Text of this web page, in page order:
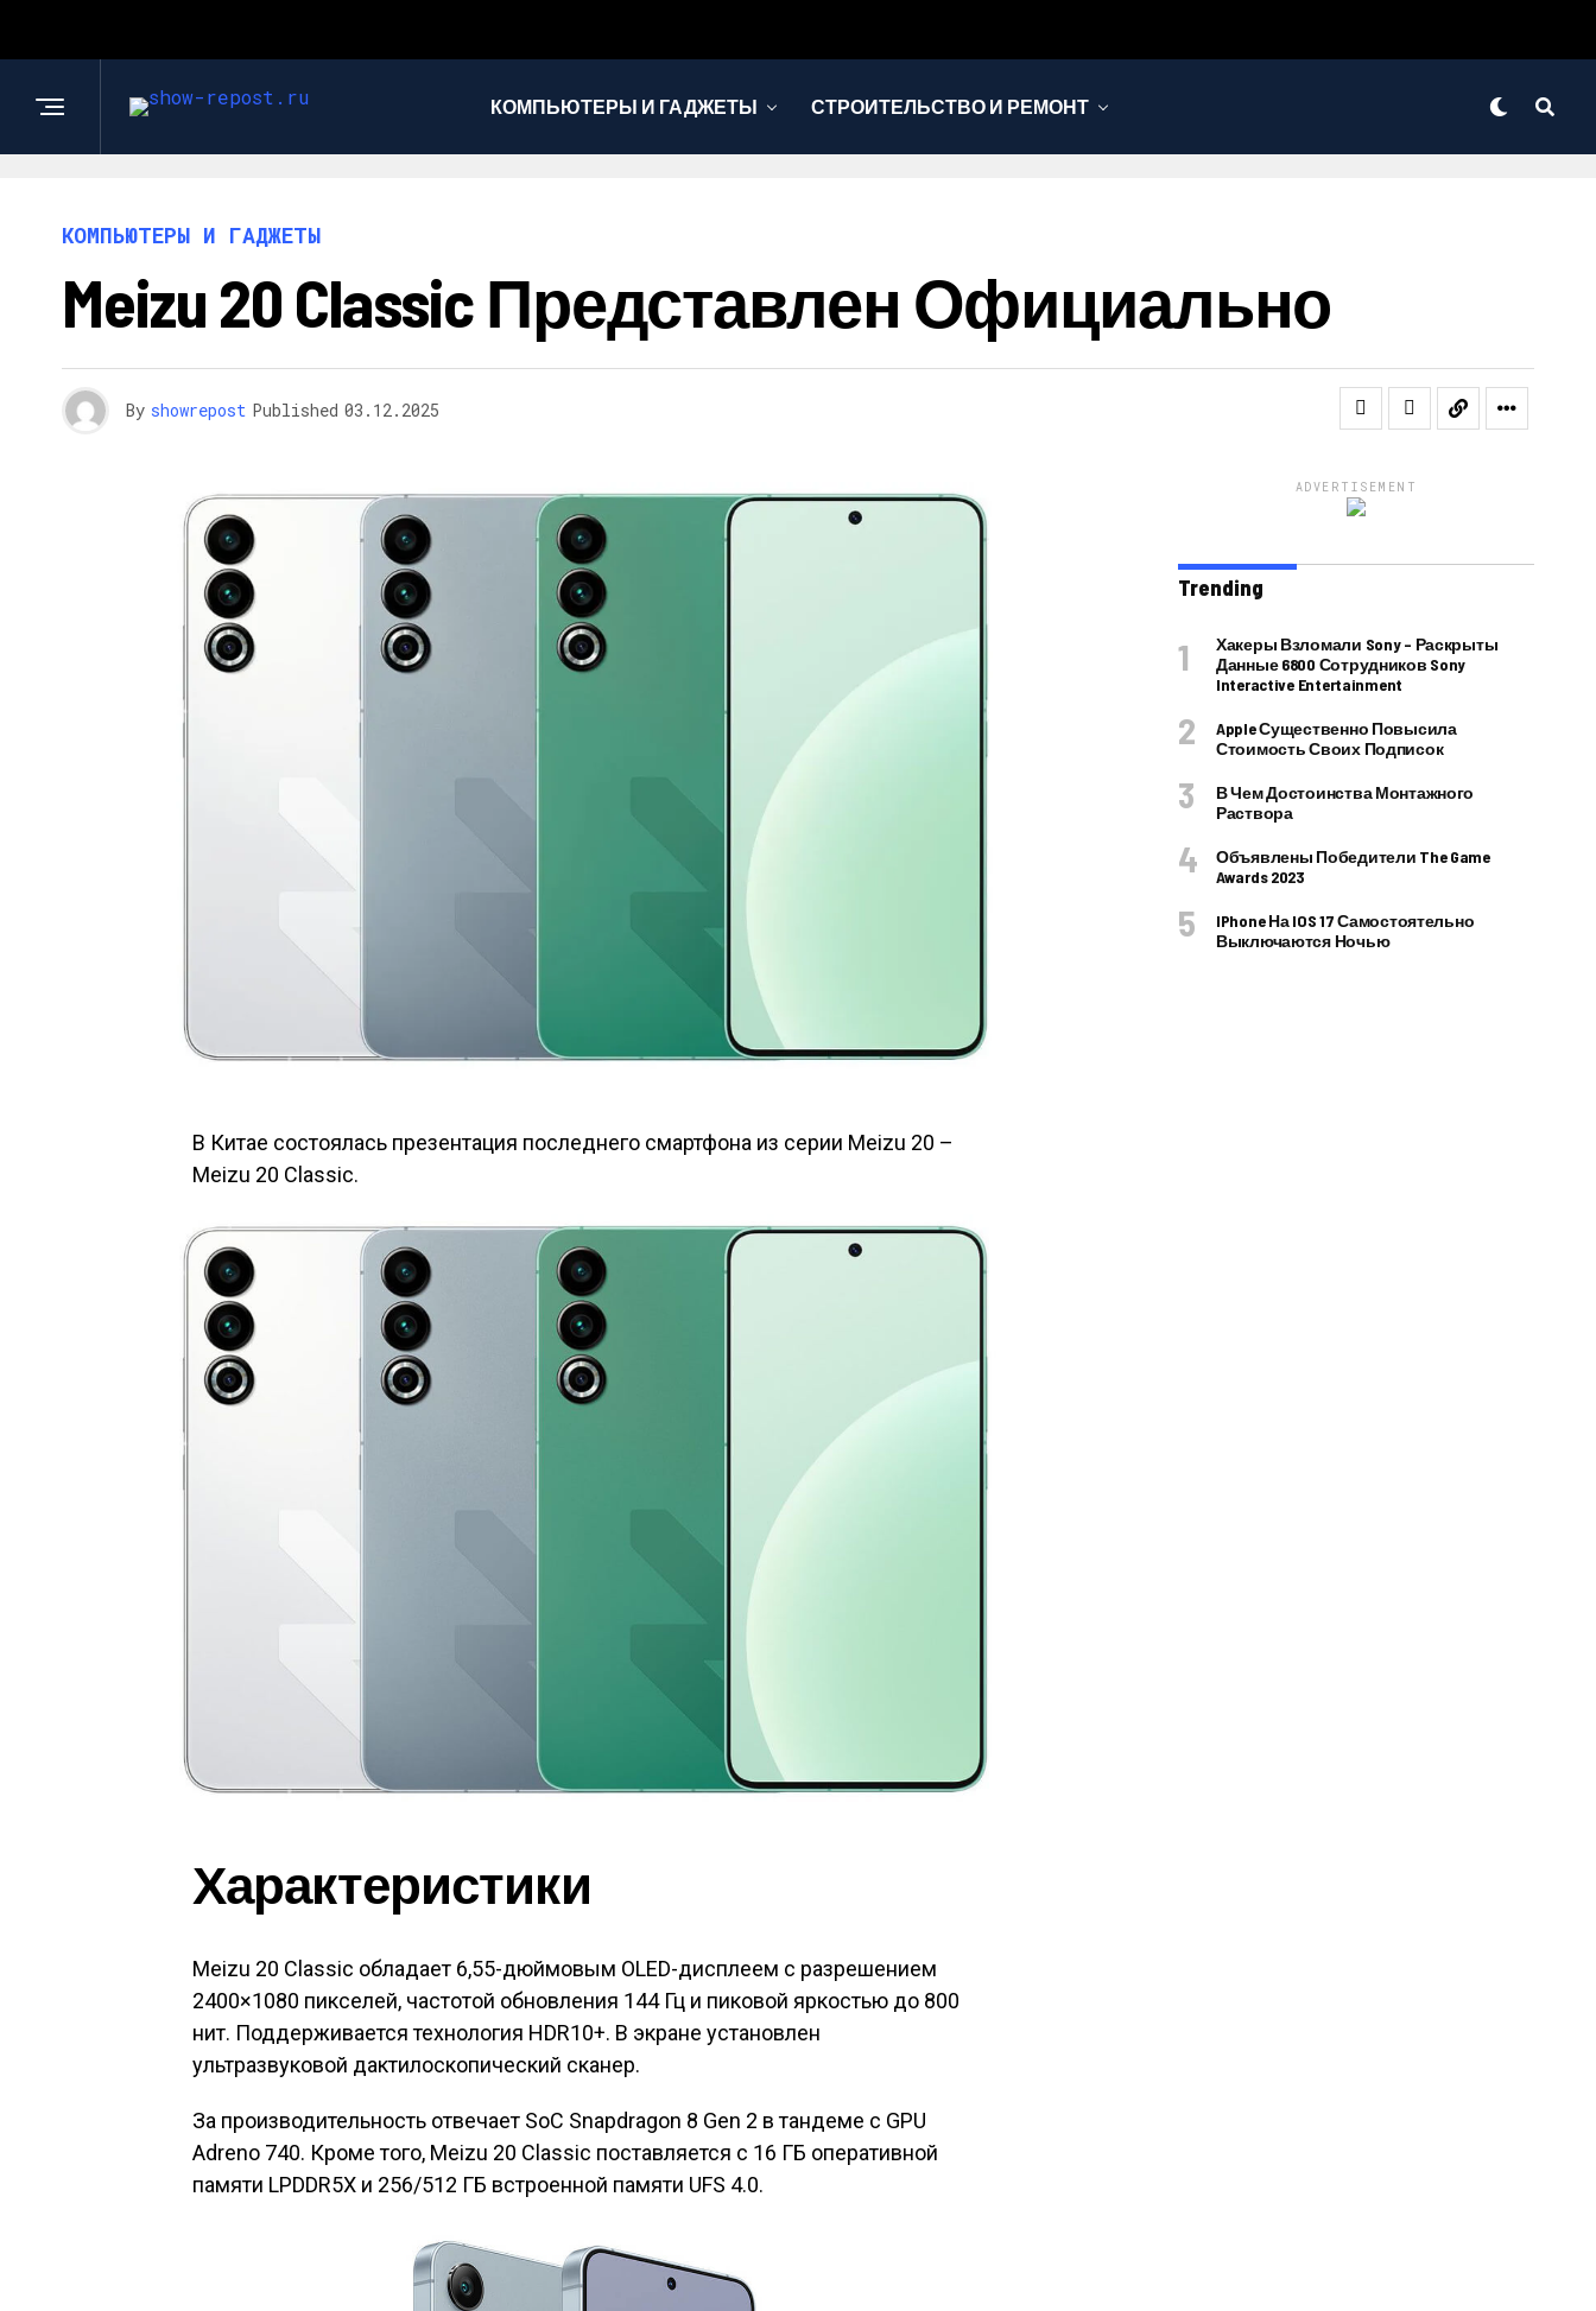
КОМПЬЮТЕРЫ И ГАДЖЕТЫ СТРОИТЕЛЬСТВО И РЕМОНТ
КОМПЬЮТЕРЫ И ГАДЖЕТЫ
Meizu 20 Classic Представлен Официально
By showrepost Published 03.12.2025
В Китае состоялась презентация последнего смартфона из серии Meizu 20 –
Meizu 20 Classic.
Характеристики
Meizu 20 Classic обладает 6,55-дюймовым OLED-дисплеем с разрешением
2400×1080 пикселей, частотой обновления 144 Гц и пиковой яркостью до 800
нит. Поддерживается технология HDR10+. В экране установлен
ультразвуковой дактилоскопический сканер.
За производительность отвечает SoC Snapdragon 8 Gen 2 в тандеме с GPU
Adreno 740. Кроме того, Meizu 20 Classic поставляется с 16 ГБ оперативной
памяти LPDDR5X и 256/512 ГБ встроенной памяти UFS 4.0.
ADVERTISEMENT
Trending
Хакеры Взломали Sony – Раскрыты
Данные 6800 Сотрудников Sony
Interactive Entertainment
Apple Существенно Повысила
Стоимость Своих Подписок
В Чем Достоинства Монтажного
Раствора
Объявлены Победители The Game
Awards 2023
IPhone На IOS 17 Самостоятельно
Выключаются Ночью